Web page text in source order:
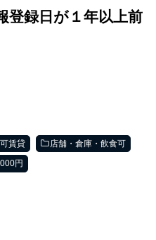
登録日が１年以上前
賃貸 店舗・倉庫・飲食可
円